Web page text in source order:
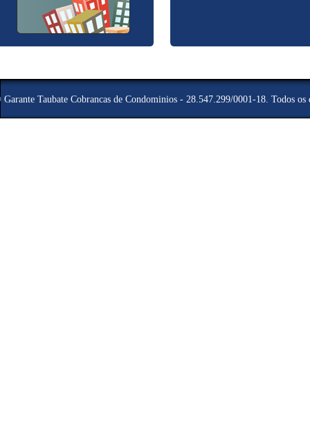
Garante Taubate Cobrancas de Condominios - 28.547.299/0001-18. Todos os